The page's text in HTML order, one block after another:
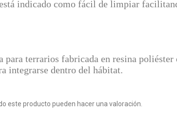
indicado como fácil de limpiar
para terrarios fabricada en resina
integrarse dentro del hábitat.
este producto pueden hacer una valoración.